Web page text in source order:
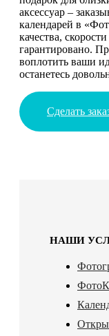
аксессуар –
календарей в
качества,
гарантировано.
воплотить ваши
останетесь
Сделать
НАШИ